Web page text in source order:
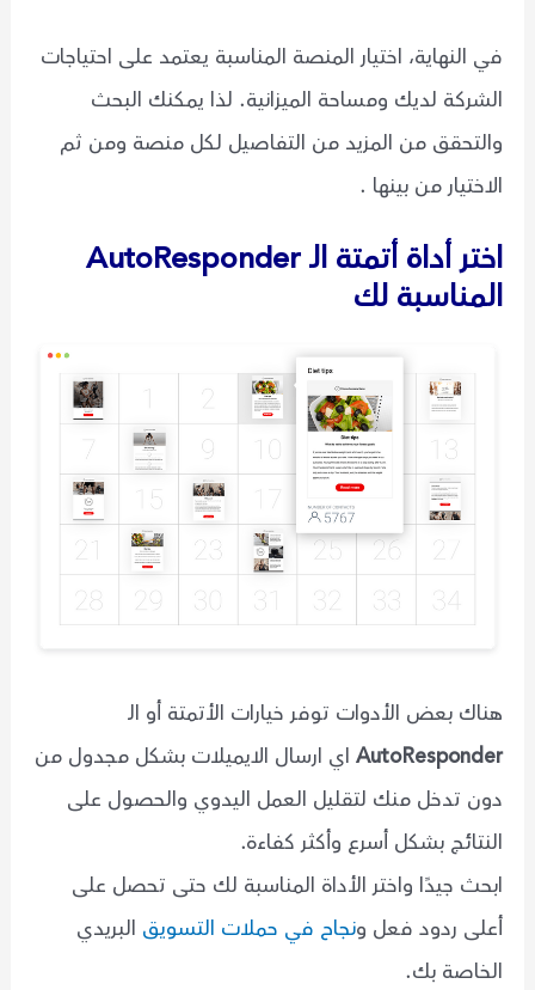
في النهاية، اختيار المنصة المناسبة يعتمد على احتياجات
الشركة لديك ومساحة الميزانية. لذا يمكنك البحث
والتحقق من المزيد من التفاصيل لكل منصة ومن ثم
الاختيار من بينها .
اختر أداة أتمتة الـ AutoResponder
المناسبة لك
هناك بعض الأدوات توفر خيارات الأتمتة أو الـ
AutoResponderاي ارسال الايميلات بشكل مجدول من
دون تدخل منك لتقليل العمل اليدوي والحصول على
النتائج بشكل أسرع وأكثر كفاءة.
ابحث جيدًا واختر الأداة المناسبة لك حتى تحصل على
أعلى ردود فعل ونجاح في حملات التسويق البريدي
الخاصة بك.